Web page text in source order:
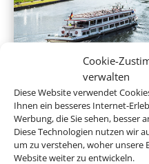
Cookie-
verwalten
Diese Website verwendet
Ihnen ein besseres Internet-
Werbung, die Sie sehen, besser
Diese Technologien nutzen wir
um zu verstehen, woher unsere
Website weiter zu entwickeln.